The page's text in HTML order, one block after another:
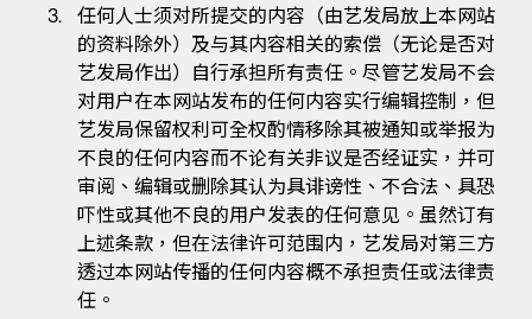
任何人士须对所提交的内容（由艺发局放上本网站
的资料除外）及与其内容相关的索偿（无论是否对
艺发局作出）自行承担所有责任。尽管艺发局不会
对用户在本网站发布的任何内容实行编辑控制，但
艺发局保留权利可全权酌情移除其被通知或举报为
不良的任何内容而不论有关非议是否经证实，并可
审阅、编辑或删除其认为具诽谤性、不合法、具恐
吓性或其他不良的用户发表的任何意见。虽然订有
上述条款，但在法律许可范围内，艺发局对第三方
透过本网站传播的任何内容概不承担责任或法律责
任。